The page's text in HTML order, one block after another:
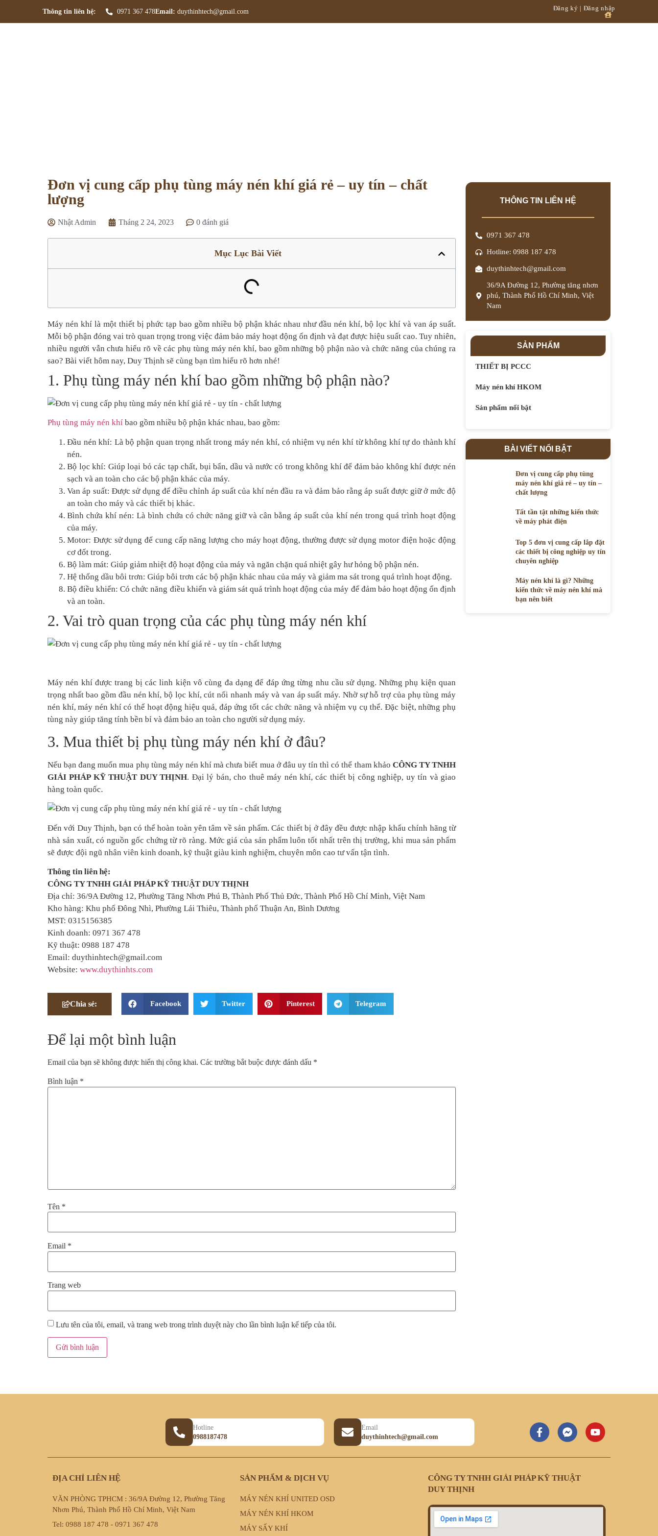
Thông tin liên hệ: 0971 367 478Email: duythinhtech@gmail.com Đăng ký | Đăng nhập
Đơn vị cung cấp phụ tùng máy nén khí giá rẻ – uy tín – chất
lượng
Nhật Admin Tháng 2 24, 2023 0 đánh giá
Mục Lục Bài Viết
Máy nén khí là một thiết bị phức tạp bao gồm nhiều bộ phận khác nhau như đầu nén khí, bộ lọc khí và van áp suất.
Mỗi bộ phận đóng vai trò quan trọng trong việc đảm bảo máy hoạt động ổn định và đạt được hiệu suất cao.Tuy nhiên,
nhiều người vẫn chưa hiểu rõ về các phụ tùng máy nén khí, bao gồm những bộ phận nào và chức năng của chúng ra
sao? Bài viết hôm nay, Duy Thịnh sẽ cùng bạn tìm hiểu rõ hơn nhé!
1. Phụ tùng máy nén khí bao gồm những bộ phận nào?
Phụ tùng máy nén khí bao gồm nhiều bộ phận khác nhau, bao gồm:
Đầu nén khí: Là bộ phận quan trọng nhất trong máy nén khí, có nhiệm vụ nén khí từ không khí tự do thành khí
nén.
Bộ lọc khí: Giúp loại bỏ các tạp chất, bụi bẩn, dầu và nước có trong không khí để đảm bảo không khí được nén
sạch và an toàn cho các bộ phận khác của máy.
Van áp suất: Được sử dụng để điều chỉnh áp suất của khí nén đầu ra và đảm bảo rằng áp suất được giữ ở mức độ
an toàn cho máy và các thiết bị khác.
Bình chứa khí nén: Là bình chứa có chức năng giữ và cân bằng áp suất của khí nén trong quá trình hoạt động
của máy.
Motor: Được sử dụng để cung cấp năng lượng cho máy hoạt động, thường được sử dụng motor điện hoặc động
cơ đốt trong.
Bộ làm mát: Giúp giảm nhiệt độ hoạt động của máy và ngăn chặn quá nhiệt gây hư hỏng bộ phận nén.
Hệ thống dầu bôi trơn: Giúp bôi trơn các bộ phận khác nhau của máy và giảm ma sát trong quá trình hoạt động.
Bộ điều khiển: Có chức năng điều khiển và giám sát quá trình hoạt động của máy để đảm bảo hoạt động ổn định
và an toàn.
2. Vai trò quan trọng của các phụ tùng máy nén khí
Máy nén khí được trang bị các linh kiện vô cùng đa dạng để đáp ứng từng nhu cầu sử dụng. Những phụ kiện quan
trọng nhất bao gồm đầu nén khí, bộ lọc khí, cút nối nhanh máy và van áp suất máy. Nhờ sự hỗ trợ của phụ tùng máy
nén khí, máy nén khí có thể hoạt động hiệu quả, đáp ứng tốt các chức năng và nhiệm vụ cụ thể. Đặc biệt, những phụ
tùng này giúp tăng tính bền bỉ và đảm bảo an toàn cho người sử dụng máy.
3. Mua thiết bị phụ tùng máy nén khí ở đâu?
Nếu bạn đang muốn mua phụ tùng máy nén khí mà chưa biết mua ở đâu uy tín thì có thể tham khảo CÔNG TY TNHH
GIẢI PHÁP KỸ THUẬT DUY THỊNH. Đại lý bán, cho thuê máy nén khí, các thiết bị công nghiệp, uy tín và giao
hàng toàn quốc.
Đến với Duy Thịnh, bạn có thể hoàn toàn yên tâm về sản phẩm. Các thiết bị ở đây đều được nhập khẩu chính hãng từ
nhà sản xuất, có nguồn gốc chứng từ rõ ràng. Mức giá của sản phẩm luôn tốt nhất trên thị trường, khi mua sản phẩm
sẽ được đội ngũ nhân viên kinh doanh, kỹ thuật giàu kinh nghiệm, chuyên môn cao tư vấn tận tình.
Thông tin liên hệ:
CÔNG TY TNHH GIẢI PHÁP KỸ THUẬT DUY THỊNH
Địa chỉ: 36/9A Đường 12, Phường Tăng Nhơn Phú B, Thành Phố Thủ Đức, Thành Phố Hồ Chí Minh, Việt Nam
Kho hàng: Khu phố Đông Nhì, Phường Lái Thiêu, Thành phố Thuận An, Bình Dương
MST: 0315156385
Kinh doanh: 0971 367 478
Kỹ thuật: 0988 187 478
Email: duythinhtech@gmail.com
Website: www.duythinhts.com
Chia sẻ: Facebook Twitter Pinterest Telegram
Để lại một bình luận
Email của bạn sẽ không được hiển thị công khai. Các trường bắt buộc được đánh dấu *
Bình luận *
Tên *
Email *
Trang web
Lưu tên của tôi, email, và trang web trong trình duyệt này cho lần bình luận kế tiếp của tôi.
THÔNG TIN LIÊN HỆ
0971 367 478
Hotline: 0988 187 478
duythinhtech@gmail.com
36/9A Đường 12, Phường tăng nhơn
phú, Thành Phố Hồ Chí Minh, Việt
Nam
SẢN PHẨM
THIẾT BỊ PCCC
Máy nén khí HKOM
Sản phẩm nổi bật
BÀI VIẾT NỔI BẬT
Đơn vị cung cấp phụ tùng
máy nén khí giá rẻ – uy tín –
chất lượng
Tất tần tật những kiến thức
về máy phát điện
Top 5 đơn vị cung cấp lắp đặt
các thiết bị công nghiệp uy tín
chuyên nghiệp
Máy nén khí là gì? Những
kiến thức về máy nén khí mà
bạn nên biết
Hotline
0988187478
Email
duythinhtech@gmail.com
ĐỊA CHỈ LIÊN HỆ
VĂN PHÒNG TPHCM : 36/9A Đường 12, Phường Tăng
Nhơn Phú, Thành Phố Hồ Chí Minh, Việt Nam
Tel: 0988 187 478 - 0971 367 478
SẢN PHẨM & DỊCH VỤ
MÁY NÉN KHÍ UNITED OSD
MÁY NÉN KHÍ HKOM
MÁY SẤY KHÍ
CÔNG TY TNHH GIẢI PHÁP KỸ THUẬT
DUY THỊNH